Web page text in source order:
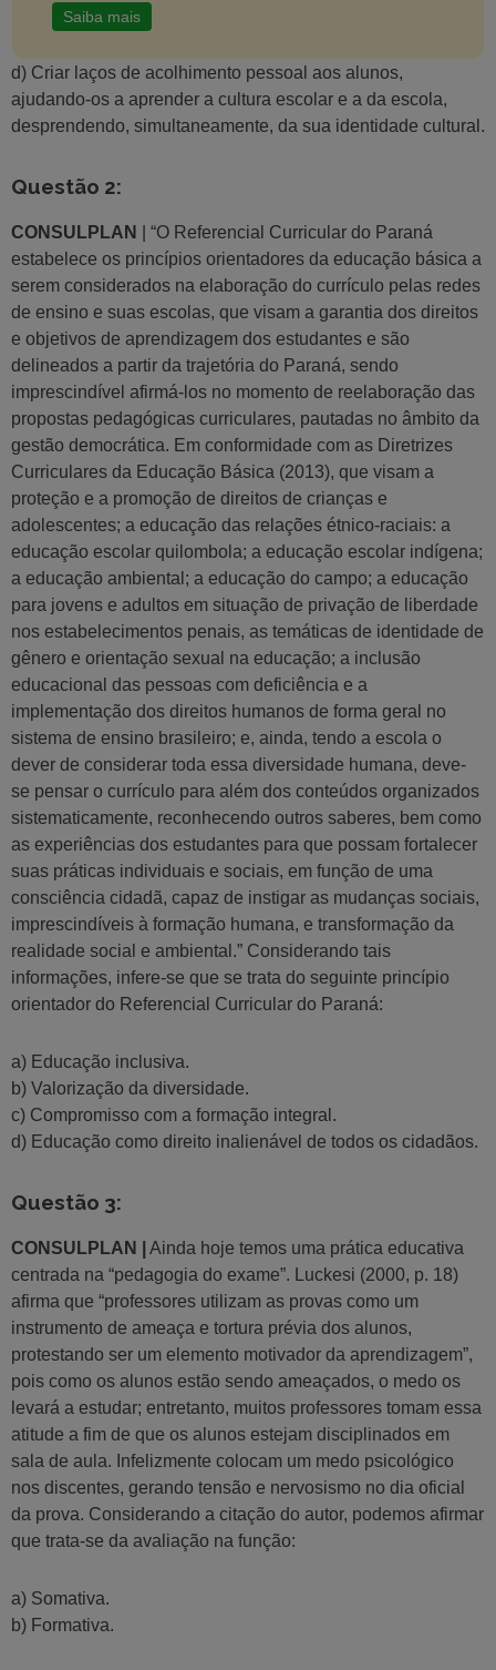
Saiba mais
d) Criar laços de acolhimento pessoal aos alunos,
ajudando-os a aprender a cultura escolar e a da escola,
desprendendo, simultaneamente, da sua identidade cultural.
Questão 2:
CONSULPLAN
| “O Referencial Curricular do Paraná
estabelece os princípios orientadores da educação básica a
serem considerados na elaboração do currículo pelas redes
de ensino e suas escolas, que visam a garantia dos direitos
e objetivos de aprendizagem dos estudantes e são
delineados a partir da trajetória do Paraná, sendo
imprescindível afirmá-los no momento de reelaboração das
propostas pedagógicas curriculares, pautadas no âmbito da
gestão democrática. Em conformidade com as Diretrizes
Curriculares da Educação Básica (2013), que visam a
proteção e a promoção de direitos de crianças e
adolescentes; a educação das relações étnico-raciais: a
educação escolar quilombola; a educação escolar indígena;
a educação ambiental; a educação do campo; a educação
para jovens e adultos em situação de privação de liberdade
nos estabelecimentos penais, as temáticas de identidade de
gênero e orientação sexual na educação; a inclusão
educacional das pessoas com deficiência e a
implementação dos direitos humanos de forma geral no
sistema de ensino brasileiro; e, ainda, tendo a escola o
dever de considerar toda essa diversidade humana, deve-
se pensar o currículo para além dos conteúdos organizados
sistematicamente, reconhecendo outros saberes, bem como
as experiências dos estudantes para que possam fortalecer
suas práticas individuais e sociais, em função de uma
consciência cidadã, capaz de instigar as mudanças sociais,
imprescindíveis à formação humana, e transformação da
realidade social e ambiental.” Considerando tais
informações, infere-se que se trata do seguinte princípio
orientador do Referencial Curricular do Paraná:
a) Educação inclusiva.
b) Valorização da diversidade.
c) Compromisso com a formação integral.
d) Educação como direito inalienável de todos os cidadãos.
Questão 3:
CONSULPLAN |
Ainda hoje temos uma prática educativa
centrada na “pedagogia do exame”. Luckesi (2000, p. 18)
afirma que “professores utilizam as provas como um
instrumento de ameaça e tortura prévia dos alunos,
protestando ser um elemento motivador da aprendizagem”,
pois como os alunos estão sendo ameaçados, o medo os
levará a estudar; entretanto, muitos professores tomam essa
atitude a fim de que os alunos estejam disciplinados em
sala de aula. Infelizmente colocam um medo psicológico
nos discentes, gerando tensão e nervosismo no dia oficial
da prova. Considerando a citação do autor, podemos afirmar
que trata-se da avaliação na função:
a) Somativa.
b) Formativa.